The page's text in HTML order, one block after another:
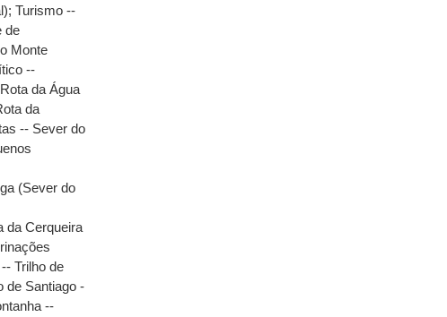
;Turismo --
de
Monte
--
Rota da Água
da
-- Sever do
(Sever do
da Cerqueira
Trilho de
de Santiago -
--